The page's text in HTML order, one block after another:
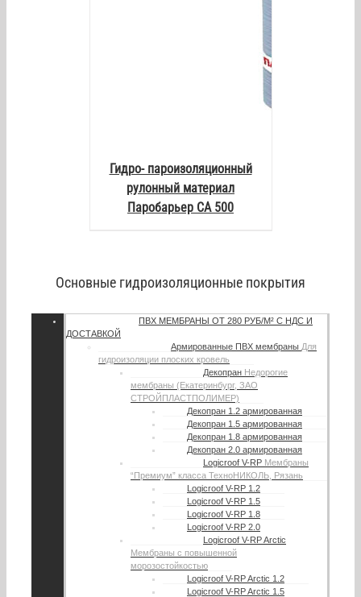
Гидро- пароизоляционный
рулонный материал
Паробарьер СА 500
Основные гидроизоляционные покрытия
ПВХ МЕМБРАНЫ ОТ 280 РУБ/М² С НДС И
ДОСТАВКОЙ
Армированные ПВХ мембраны Для
гидроизоляции плоских кровель
Декопран Недорогие
мембраны (Екатеринбург, ЗАО
СТРОЙПЛАСТПОЛИМЕР)
Декопран 1.2 армированная
Декопран 1.5 армированная
Декопран 1.8 армированная
Декопран 2.0 армированная
Logicroof V-RP Мембраны
“Премиум” класса ТехноНИКОЛЬ, Рязань
Logicroof V-RP 1.2
Logicroof V-RP 1.5
Logicroof V-RP 1.8
Logicroof V-RP 2.0
Logicroof V-RP Arctic
Мембраны с повышенной
морозостойкостью
Logicroof V-RP Arctic 1.2
Logicroof V-RP Arctic 1.5